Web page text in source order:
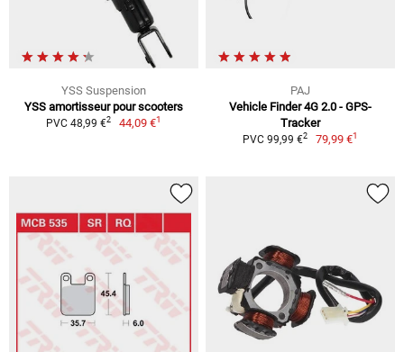
YSS Suspension
YSS amortisseur pour scooters
PVC 48,99 €2 44,09 €1
PAJ
Vehicle Finder 4G 2.0 - GPS-
Tracker
PVC 99,99 €2 79,99 €1